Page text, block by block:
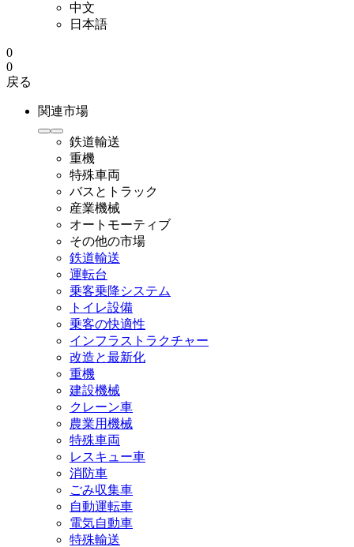
中文
日本語
0
0
戻る
関連市場
鉄道輸送
重機
特殊車両
バスとトラック
産業機械
オートモーティブ
その他の市場
鉄道輸送
運転台
乗客乗降システム
トイレ設備
乗客の快適性
インフラストラクチャー
改造と最新化
重機
建設機械
クレーン車
農業用機械
特殊車両
レスキュー車
消防車
ごみ収集車
自動運転車
電気自動車
特殊輸送